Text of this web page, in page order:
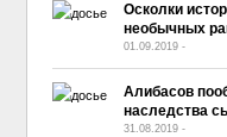
Осколки
необычных
01.09.2019 -
Алибасов
наследства
31.08.2019 -